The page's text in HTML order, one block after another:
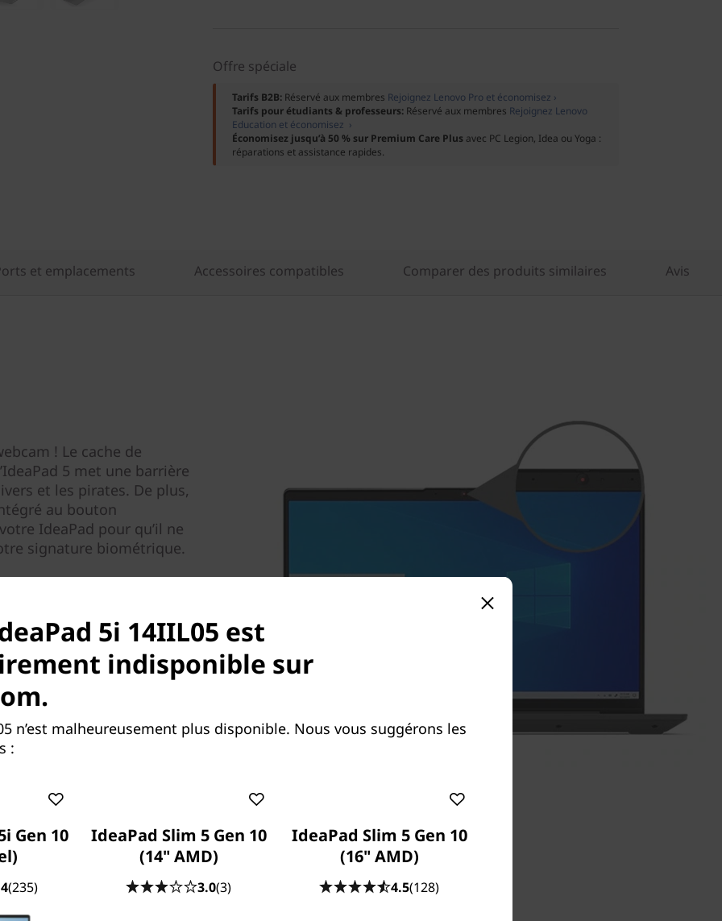
Offre spéciale
Tarifs B2B: Réservé aux membres Rejoignez Lenovo Pro et économisez ›
Tarifs pour étudiants & professeurs: Réservé aux membres Rejoignez Lenovo
Education et économisez ›
Économisez jusqu’à 50 % sur Premium Care Plus avec PC Legion, Idea ou Yoga :
réparations et assistance rapides.
et emplacements Accessoires compatibles Comparer des produits similaires Avis
! Le cache de
5 met une barrière
et les pirates. De plus,
au bouton
IdeaPad pour qu’il ne
signature biométrique.
5 de manière à offrir
pour cette surface en
l’impression d’un
nous appelons le
de zone active), qui
Or, l’IdeaPad 5 présente
5i 14IIL05 est
indisponible sur
n’est malheureusement plus disponible. Nous vous suggérons les
:
Gen 10
(235)
IdeaPad Slim 5 Gen 10
(14" AMD)
3.0(3)
IdeaPad Slim 5 Gen 10
(16" AMD)
4.5(128)